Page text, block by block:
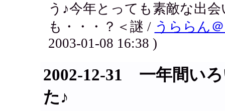
う♪今年とっても素敵な出
も・・・？＜謎 / うららん
2003-01-08 16:38 )
2002-12-31 一年間い
た♪